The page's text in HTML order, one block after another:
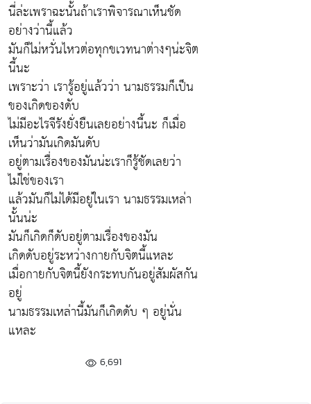
นี่ล่ะเพราฉะนั้นถ้าเราพิจารณาเห็นชัด
อย่างว่านี้แล้ว
มันก็ไม่หวั่นไหวต่อทุกขเวทนาต่างๆน่ะจิต
นี้นะ
เพราะว่า เรารู้อยู่แล้วว่า นามธรรมก็เป็น
ของเกิดของดับ
ไม่มีอะไรจีรังยั่งยืนเลยอย่างนี้นะ ก็เมื่อ
เห็นว่ามันเกิดมันดับ
อยู่ตามเรื่องของมันน่ะเราก็รู้ชัดเลยว่า
ไม่ใช่ของเรา
แล้วมันก็ไม่ได้มีอยู่ในเรา นามธรรมเหล่า
นั้นน่ะ
มันก็เกิดก็ดับอยู่ตามเรื่องของมัน
เกิดดับอยู่ระหว่างกายกับจิตนี้แหละ
เมื่อกายกับจิตนี้ยังกระทบกันอยู่สัมผัสกัน
อยู่
นามธรรมเหล่านี้มันก็เกิดดับ ๆ อยู่นั่น
แหละ
6,691